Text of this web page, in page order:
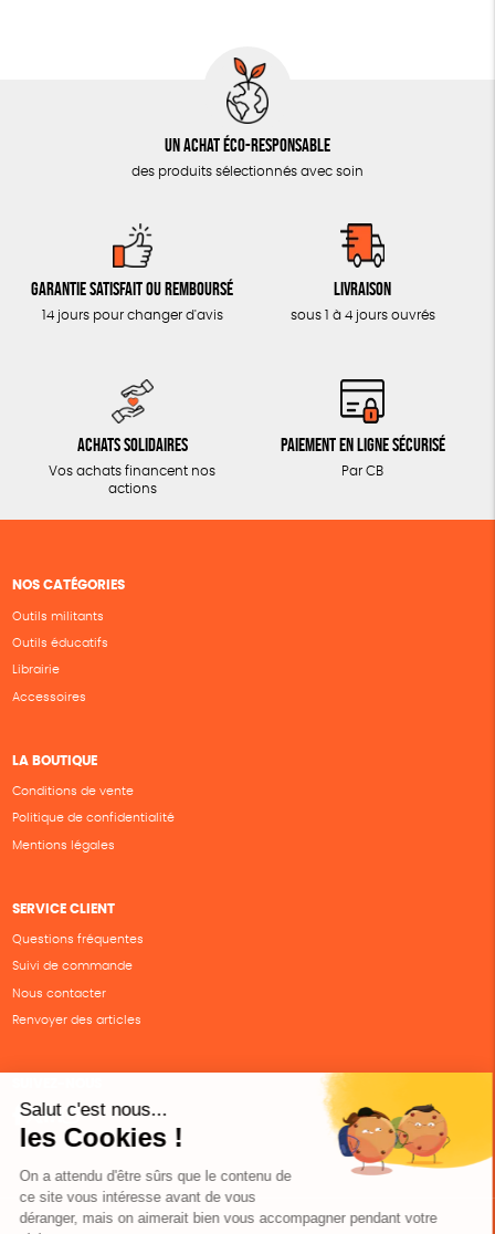
Un achat éco-responsable
des produits sélectionnés avec soin
Garantie satisfait ou remboursé
14 jours pour changer d'avis
Livraison
sous 1 à 4 jours ouvrés
Achats solidaires
Vos achats financent nos
actions
Paiement en ligne sécurisé
Par CB
NOS CATÉGORIES
Outils militants
Outils éducatifs
Librairie
Accessoires
LA BOUTIQUE
Conditions de vente
Politique de confidentialité
Mentions légales
SERVICE CLIENT
Questions fréquentes
Suivi de commande
Nous contacter
Renvoyer des articles